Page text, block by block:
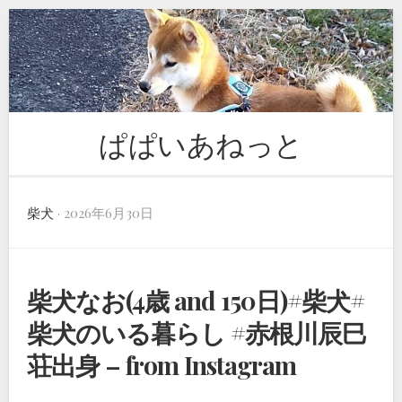
Skip
to
content
ぱぱいあねっと
柴犬 · 2026年6月30日
柴犬なお(4歳 and 150日)#柴犬#
柴犬のいる暮らし #赤根川辰巳
荘出身 – from Instagram